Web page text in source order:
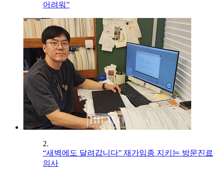
어려워”
2.
“새벽에도 달려갑니다” 재가임종 지키는 방문진료
의사